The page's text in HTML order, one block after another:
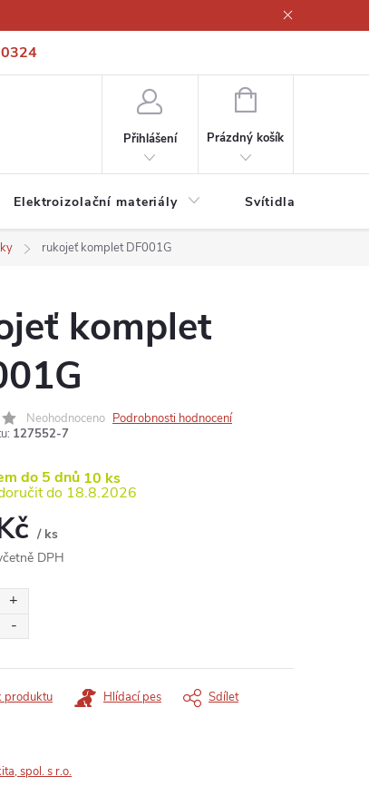
Přihlášení
NÁKUPNÍ
Prázdný košík
Elektroizolační materiály Svítidla a zdroje
rukojeť komplet DF001G
komplet
Neohodnoceno Podrobnosti hodnocení
127552-7
do 5 dnů 10 ks
18.8.2026
/ ks
DPH
produktu Hlídací pes Sdílet
spol. s r.o.